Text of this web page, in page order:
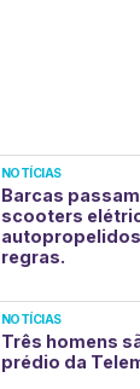
NOTÍCIAS
Barcas
scooters
regras.
NOTÍCIAS
Três homens
prédio da